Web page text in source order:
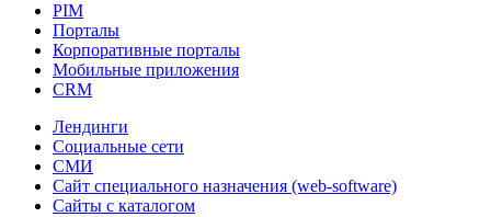
PIM
Порталы
Корпоративные порталы
Мобильные приложения
CRM
Лендинги
Социальные сети
СМИ
Сайт специального назначения (web-software)
Сайты с каталогом